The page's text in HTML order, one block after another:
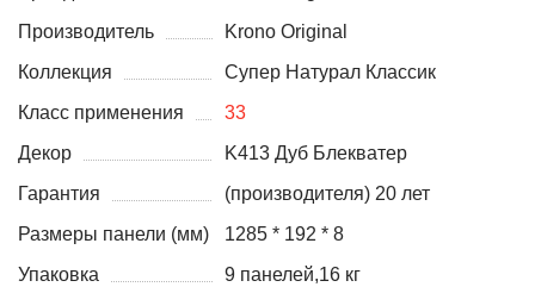
Производитель
Krono Original
Коллекция
Супер Натурал Классик
Класс применения
33
Декор
K413 Дуб Блекватер
Гарантия
(производителя) 20 лет
Размеры панели (мм)
1285 * 192 * 8
Упаковка
9 панелей,16 кг